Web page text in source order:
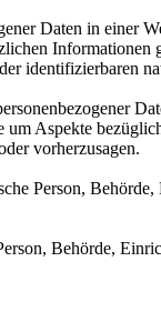
Daten in einer
identifizierbaren
um Aspekte
vorherzusagen.
Person,
Behörde,